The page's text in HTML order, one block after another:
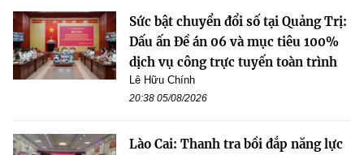
Sức bật chuyển đổi số tại Quảng Trị:
Dấu ấn Đề án 06 và mục tiêu 100%
dịch vụ công trực tuyến toàn trình
Lê Hữu Chính
20:38 05/08/2026
Lào Cai: Thanh tra bồi đắp năng lực